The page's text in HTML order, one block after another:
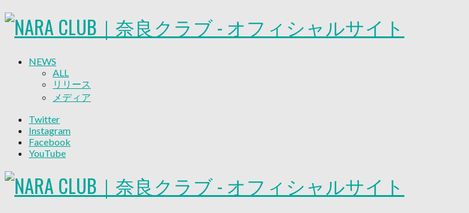
NEWS
ALL
リリース
メディア
グッズ
ファンコミュニティ
普及・育成
コラム
その他
Twitter
Instagram
Facebook
YouTube